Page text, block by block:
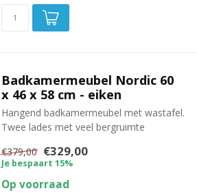
Badkamermeubel Nordic 60
x 46 x 58 cm - eiken
Hangend badkamermeubel met wastafel.
Twee lades met veel bergruimte
€379,00 €329,00
Je bespaart 15%
Op voorraad